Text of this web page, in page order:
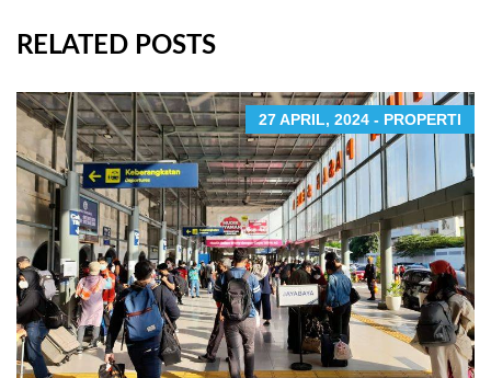
RELATED POSTS
27 APRIL, 2024 - PROPERTI